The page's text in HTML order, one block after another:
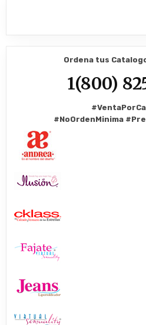
Ordena tus
1(800)
#NoOrdenMinima